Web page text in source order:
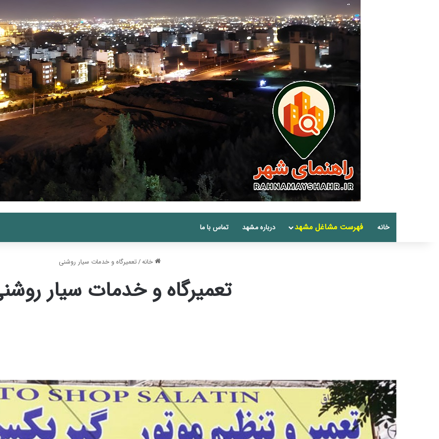
خانه فهرست مشاغل مشهد درباره مشهد تماس با ما
خانه/تعمیرگاه و خدمات سیار روشنی
تعمیرگاه و خدمات سیار